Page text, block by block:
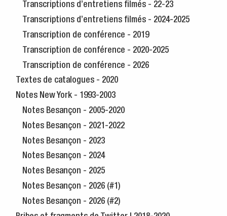
Transcriptions d’entretiens filmés - 22-23
Transcriptions d’entretiens filmés - 2024-2025
Transcription de conférence - 2019
Transcription de conférence - 2020-2025
Transcription de conférence - 2026
Textes de catalogues - 2020
Notes New York - 1993-2003
Notes Besançon - 2005-2020
Notes Besançon - 2021-2022
Notes Besançon - 2023
Notes Besançon - 2024
Notes Besançon - 2025
Notes Besançon - 2026 (#1)
Notes Besançon - 2026 (#2)